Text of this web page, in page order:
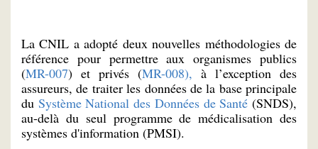
La CNIL a adopté deux nouvelles méthodologies de
référence pour permettre aux organismes publics
(MR-007) et privés (MR-008), à l’exception des
assureurs, de traiter les données de la base principale
du Système National des Données de Santé (SNDS),
au-delà du seul programme de médicalisation des
systèmes d'information (PMSI).